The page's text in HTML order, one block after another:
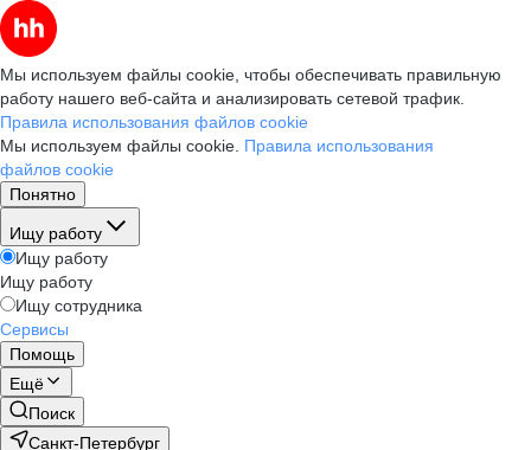
Мы используем файлы cookie, чтобы обеспечивать правильную
работу нашего веб-сайта и анализировать сетевой трафик.
Правила использования файлов cookie
Мы используем файлы cookie. Правила использования
файлов cookie
Понятно
Ищу работу
Ищу работу
Ищу работу
Ищу сотрудника
Сервисы
Помощь
Ещё
Поиск
Санкт-Петербург